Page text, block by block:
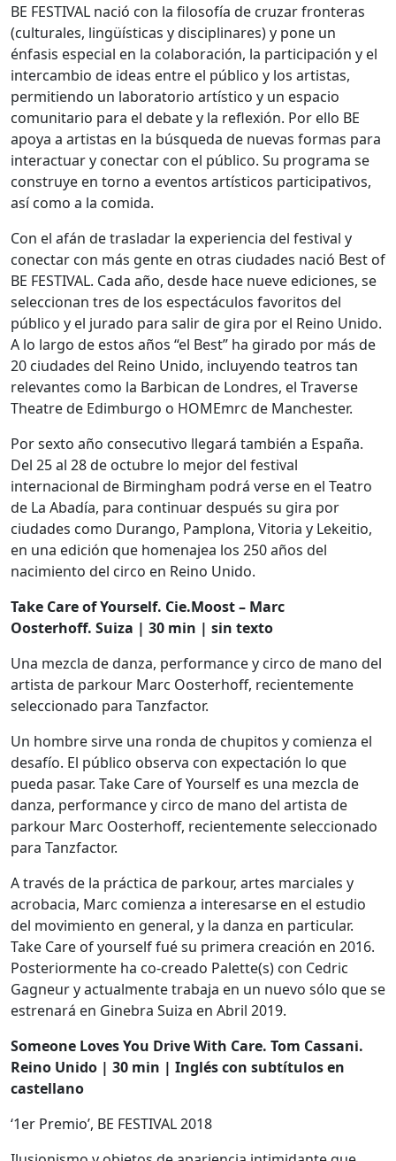
BE FESTIVAL nació con la filosofía de cruzar fronteras
(culturales, lingüísticas y disciplinares) y pone un
énfasis especial en la colaboración, la participación y el
intercambio de ideas entre el público y los artistas,
permitiendo un laboratorio artístico y un espacio
comunitario para el debate y la reflexión. Por ello BE
apoya a artistas en la búsqueda de nuevas formas para
interactuar y conectar con el público. Su programa se
construye en torno a eventos artísticos participativos,
así como a la comida.
Con el afán de trasladar la experiencia del festival y
conectar con más gente en otras ciudades nació Best of
BE FESTIVAL. Cada año, desde hace nueve ediciones, se
seleccionan tres de los espectáculos favoritos del
público y el jurado para salir de gira por el Reino Unido.
A lo largo de estos años “el Best” ha girado por más de
20 ciudades del Reino Unido, incluyendo teatros tan
relevantes como la Barbican de Londres, el Traverse
Theatre de Edimburgo o HOMEmrc de Manchester.
Por sexto año consecutivo llegará también a España.
Del 25 al 28 de octubre lo mejor del festival
internacional de Birmingham podrá verse en el Teatro
de La Abadía, para continuar después su gira por
ciudades como Durango, Pamplona, Vitoria y Lekeitio,
en una edición que homenajea los 250 años del
nacimiento del circo en Reino Unido.
Take Care of Yourself. Cie.Moost – Marc
Oosterhoff. Suiza | 30 min | sin texto
Una mezcla de danza, performance y circo de mano del
artista de parkour Marc Oosterhoff, recientemente
seleccionado para Tanzfactor.
Un hombre sirve una ronda de chupitos y comienza el
desafío. El público observa con expectación lo que
pueda pasar. Take Care of Yourself es una mezcla de
danza, performance y circo de mano del artista de
parkour Marc Oosterhoff, recientemente seleccionado
para Tanzfactor.
A través de la práctica de parkour, artes marciales y
acrobacia, Marc comienza a interesarse en el estudio
del movimiento en general, y la danza en particular.
Take Care of yourself fué su primera creación en 2016.
Posteriormente ha co-creado Palette(s) con Cedric
Gagneur y actualmente trabaja en un nuevo sólo que se
estrenará en Ginebra Suiza en Abril 2019.
Someone Loves You Drive With Care. Tom Cassani.
Reino Unido | 30 min | Inglés con subtítulos en
castellano
‘1er Premio’, BE FESTIVAL 2018